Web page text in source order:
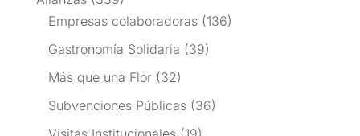
Empresas colaboradoras(136)
Gastronomía Solidaria (39)
Más que una Flor(32)
Subvenciones Públicas(36)